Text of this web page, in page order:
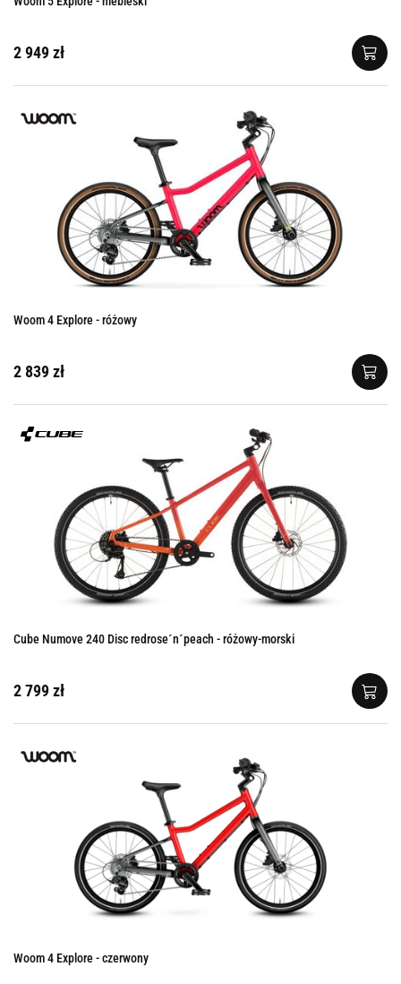
2 949 zł
Woom 4 Explore - różowy
2 839 zł
Cube Numove 240 Disc redrose´n´peach - różowy-morski
2 799 zł
Woom 4 Explore - czerwony